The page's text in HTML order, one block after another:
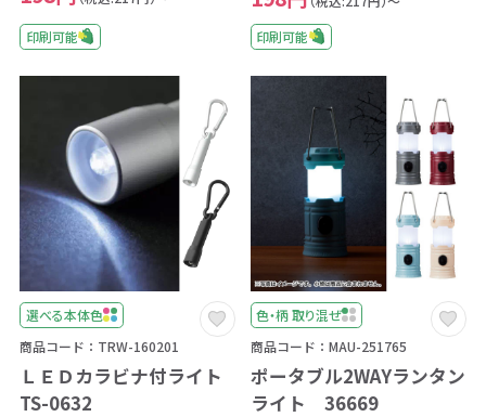
印刷可能
印刷可能
選べる本体色
商品コード：TRW-160201
ＬＥＤカラビナ付ライト
TS-0632
色・柄 取り混ぜ
商品コード：MAU-251765
ポータブル2WAYランタン
ライト 36669